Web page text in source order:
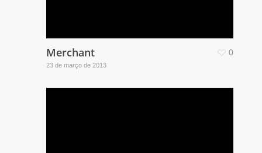
Merchant
23 de março de 2013
0